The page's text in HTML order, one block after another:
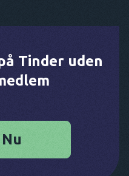
Tinder uden